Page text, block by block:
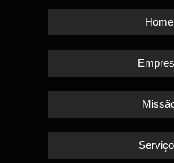
Home